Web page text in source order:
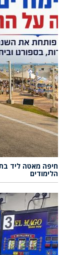
חיפה מאטה ליד
הלימודים